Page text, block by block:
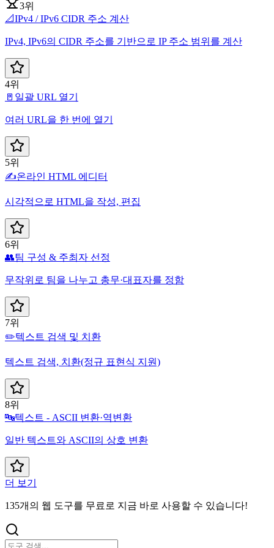
3위
📐IPv4 / IPv6 CIDR 주소 계산
IPv4, IPv6의 CIDR 주소를 기반으로 IP 주소 범위를 계산
4위
🚪 일괄 URL 열기
여러 URL을 한 번에 열기
5위
✍️온라인 HTML 에디터
시각적으로 HTML을 작성, 편집
6위
👥팀 구성 & 주최자 선정
무작위로 팀을 나누고 총무·대표자를 정함
7위
✏️텍스트 검색 및 치환
텍스트 검색, 치환(정규 표현식 지원)
8위
🔤텍스트 - ASCII 변환·역변환
일반 텍스트와 ASCII의 상호 변환
더 보기
135개의 웹 도구를 무료로 지금 바로 사용할 수 있습니다!